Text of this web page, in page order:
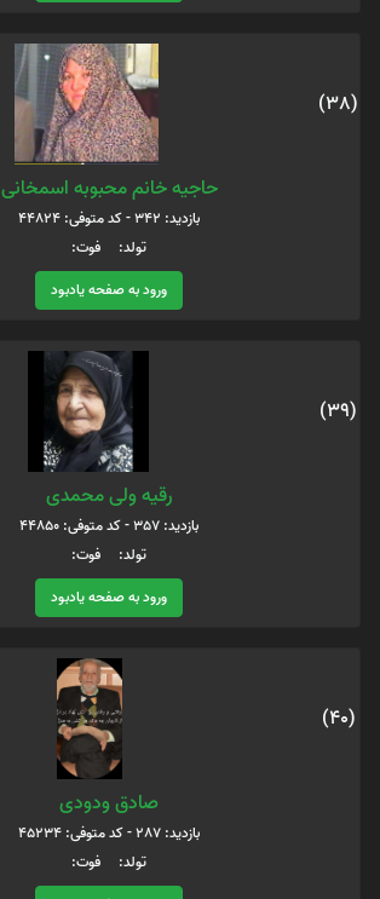
(38)
حاجیه خانم محبوبه اسمخانی
بازدید: 342 - کد متوفی: 44824
تولد: فوت:
ورود به صفحه یادبود
(39)
رقیه ولی محمدی
بازدید: 357 - کد متوفی: 44850
تولد: فوت:
ورود به صفحه یادبود
(40)
صادق ودودی
بازدید: 287 - کد متوفی: 45234
تولد: فوت: